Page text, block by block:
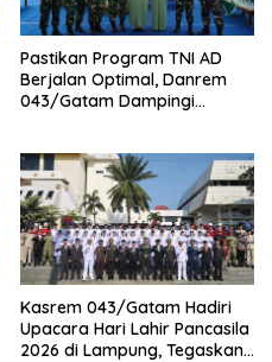
Pastikan Program TNI AD
Berjalan Optimal, Danrem
043/Gatam Dampingi
Kasrem 043/Gatam Hadiri
Upacara Hari Lahir Pancasila
2026 di Lampung, Tegaskan